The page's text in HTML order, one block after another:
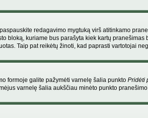
redagavimo mygtuką virš atitinkamo
kuriame bus parašyta kiek kartų
Taip pat reikėtų žinoti, kad paprasti vartotojai
formoje galite pažymėti varnelę šalia punkto Pridėti
varnelę šalia aukščiau minėto punkto